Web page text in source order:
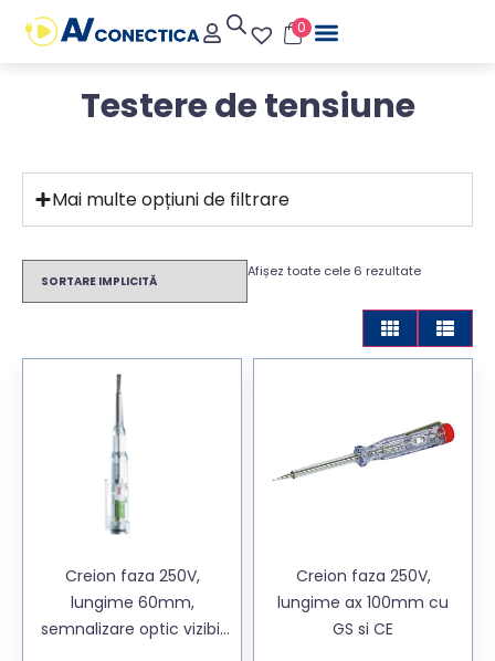
0
Testere de tensiune
Mai multe opțiuni de filtrare
Afișez toate cele 6 rezultate
Creion faza 250V,
lungime 60mm,
semnalizare optic vizibil
Creion faza 250V,
lungime ax 100mm cu
GS si CE